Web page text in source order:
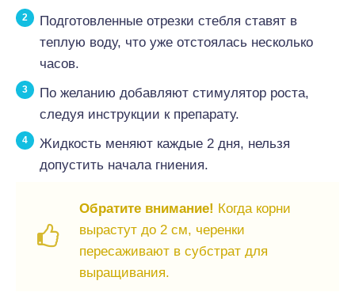
Подготовленные отрезки стебля ставят в
теплую воду, что уже отстоялась несколько
часов.
По желанию добавляют стимулятор роста,
следуя инструкции к препарату.
Жидкость меняют каждые 2 дня, нельзя
допустить начала гниения.
Обратите внимание! Когда корни
вырастут до 2 см, черенки
пересаживают в субстрат для
выращивания.